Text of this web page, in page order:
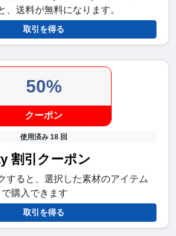
、送料が無料になります。
取引を得る
50%
クーポン
使用済み 18 回
割引クーポン
すると、選択した素材のアイテム
購入できます
取引を得る